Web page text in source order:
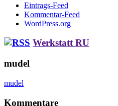
Eintrags-Feed
Kommentar-Feed
WordPress.org
Werkstatt RU
mudel
mudel
Kommentare